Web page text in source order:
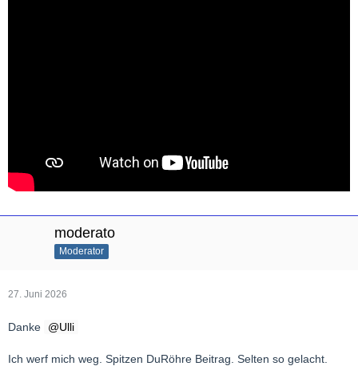
moderato
Moderator
27. Juni 2026
Danke Ulli
Ich werf mich weg. Spitzen DuRöhre Beitrag. Selten so gelacht.